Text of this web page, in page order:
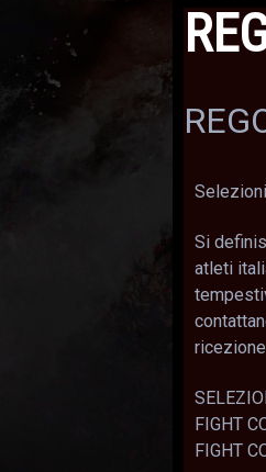
Si
atleti
FIGHT
FIGHT